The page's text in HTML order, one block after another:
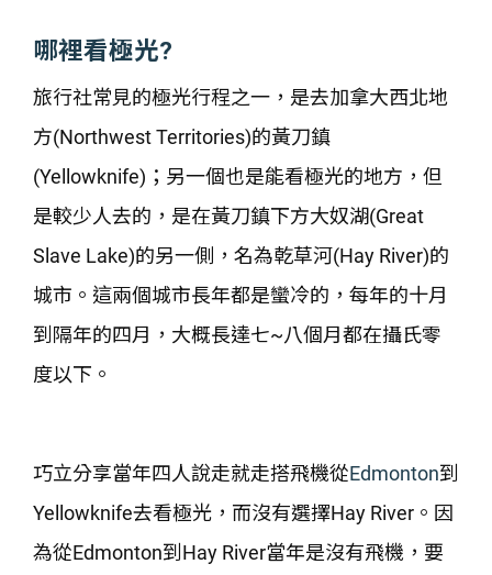
哪裡看極光?
旅行社常見的極光行程之一，是去加拿大西北地
方(Northwest Territories)的黃刀鎮
(Yellowknife)；另一個也是能看極光的地方，但
是較少人去的，是在黃刀鎮下方大奴湖(Great
Slave Lake)的另一側，名為乾草河(Hay River)的
城市。這兩個城市長年都是蠻冷的，每年的十月
到隔年的四月，大概長達七~八個月都在攝氏零
度以下。
巧立分享當年四人說走就走搭飛機從Edmonton到
Yellowknife去看極光，而沒有選擇Hay River。因
為從Edmonton到Hay River當年是沒有飛機，要